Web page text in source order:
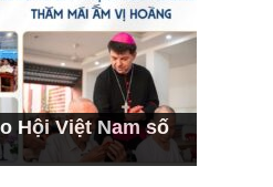
Hội Việt Nam số